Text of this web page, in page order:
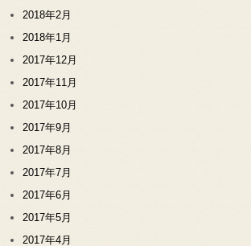
2018年2月
2018年1月
2017年12月
2017年11月
2017年10月
2017年9月
2017年8月
2017年7月
2017年6月
2017年5月
2017年4月